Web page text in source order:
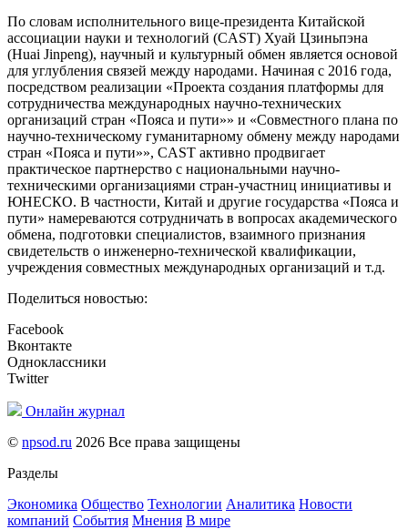
По словам исполнительного вице-президента Китайской
ассоциации науки и технологий (CAST) Хуай Цзиньпэна
(Huai Jinpeng), научный и культурный обмен является основой
для углубления связей между народами. Начиная с 2016 года,
посредством реализации «Проекта создания платформы для
сотрудничества международных научно-технических
организаций стран «Пояса и пути»» и «Совместного плана по
научно-техническому гуманитарному обмену между народами
стран «Пояса и пути»», CAST активно продвигает
практическое партнерство с национальными научно-
техническими организациями стран-участниц инициативы и
ЮНЕСКО. В частности, Китай и другие государства «Пояса и
пути» намереваются сотрудничать в вопросах академического
обмена, подготовки специалистов, взаимного признания
свидетельств о инженерно-технической квалификации,
учреждения совместных международных организаций и т.д.
Поделиться новостью:
Facebook
Вконтакте
Одноклассники
Twitter
Онлайн журнал
© npsod.ru 2026 Все права защищены
Разделы
Экономика Общество Технологии Аналитика Новости
компаний События Мнения В мире